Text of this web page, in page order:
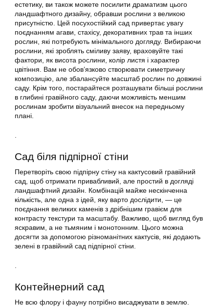
естетику, ви також можете посилити драматизм цього
ландшафтного дизайну, обравши рослини з великою
присутністю. Цей посухостійкий сад привертає увагу
поєднанням агави, стахісу, декоративних трав та інших
рослин, які потребують мінімального догляду. Вибираючи
рослини, які зроблять сміливу заяву, враховуйте такі
фактори, як висота рослини, колір листя і характер
цвітіння. Вам не обов’язково створювати симетричну
композицію, але збалансуйте масштаб рослин по довжині
саду. Крім того, постарайтеся розташувати більші рослини
в глибині гравійного саду, даючи можливість меншим
рослинам зробити візуальний внесок на передньому
плані.
.
Сад біля підпірної стіни
Перетворіть свою підпірну стіну на кактусовий гравійний
сад, щоб отримати привабливий, але простий в догляді
ландшафтний дизайн. Комбінацій майже нескінченна
кількість, але одна з ідей, яку варто дослідити, — це
поєднання великих каменів з дрібнішим гравієм для
контрасту текстури та масштабу. Важливо, щоб вигляд був
яскравим, а не тьмяним і монотонним. Цього можна
досягти за допомогою різноманітних кактусів, які додають
зелені в гравійний сад підпірної стіни.
.
Контейнерний сад
Не всю флору і фауну потрібно висаджувати в землю.